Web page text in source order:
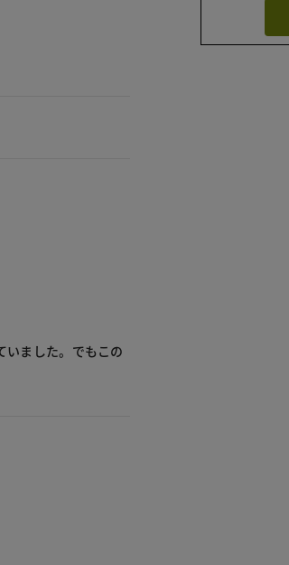
いました。でもこの